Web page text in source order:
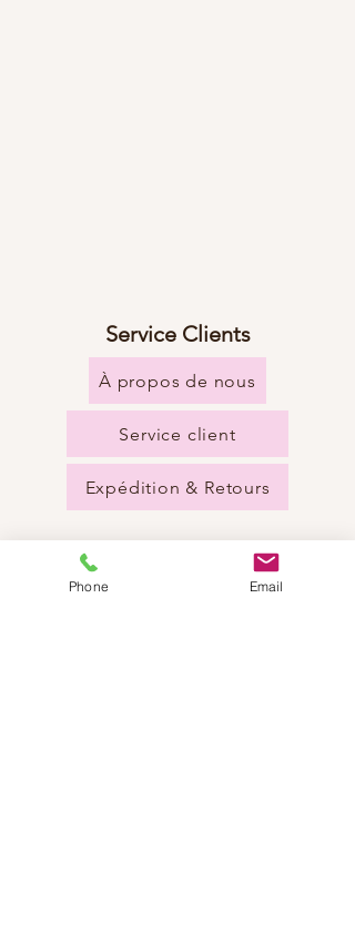
Service Clients
À propos de nous
Service client
Expédition & Retours
Phone Email